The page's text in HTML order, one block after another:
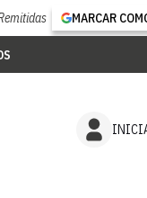
MARCAR